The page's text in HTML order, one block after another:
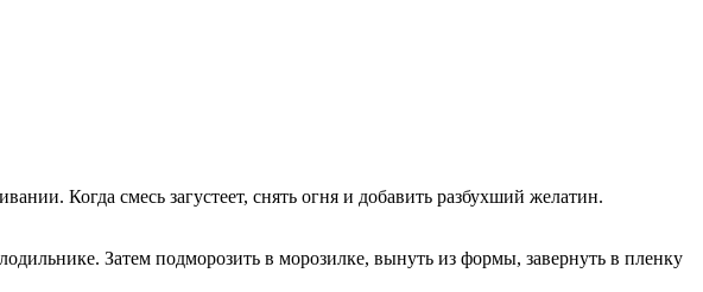
Когда смесь загустеет, снять огня и добавить разбухший желатин.
Затем подморозить в морозилке, вынуть из формы, завернуть в пленку